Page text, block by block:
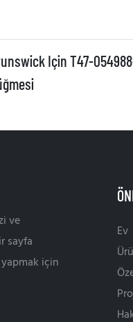
Için T47-
ve
sayfa
için
Ev